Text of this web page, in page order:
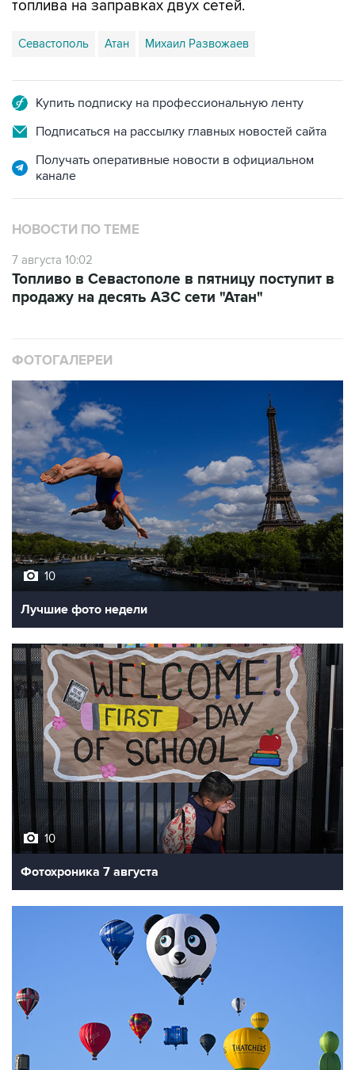
топлива на заправках двух сетей.
Севастополь Атан Михаил Развожаев
Купить подписку на профессиональную ленту
Подписаться на рассылку главных новостей сайта
Получать оперативные новости в официальном
канале
НОВОСТИ ПО ТЕМЕ
7 августа 10:02
Топливо в Севастополе в пятницу поступит в
продажу на десять АЗС сети "Атан"
ФОТОГАЛЕРЕИ
10
Лучшие фото недели
10
Фотохроника 7 августа